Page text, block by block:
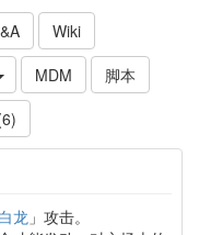
Wiki
MDM
脚本
龙 」攻击。